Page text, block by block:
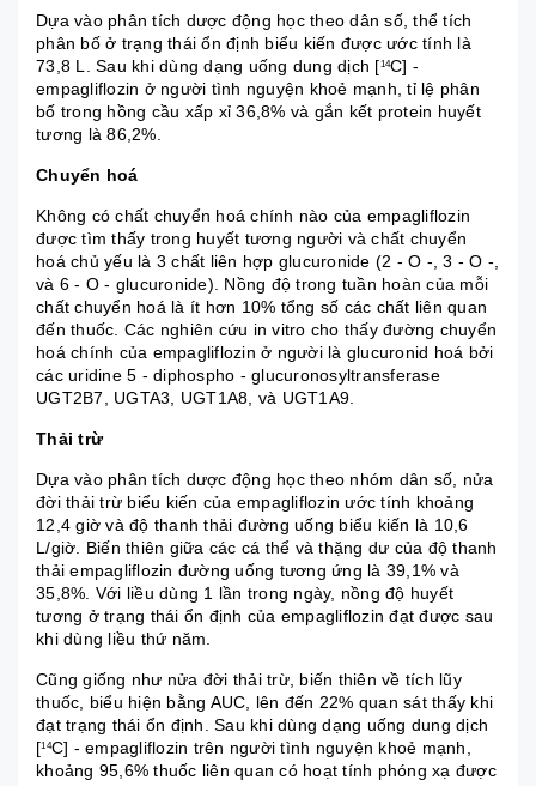
Dựa vào phân tích dược động học theo dân số, thể tích
phân bố ở trạng thái ổn định biểu kiến được ước tính là
73,8 L. Sau khi dùng dạng uống dung dịch [14C] -
empagliflozin ở người tình nguyện khoẻ mạnh, tỉ lệ phân
bố trong hồng cầu xấp xỉ 36,8% và gắn kết protein huyết
tương là 86,2%.
Chuyển hoá
Không có chất chuyển hoá chính nào của empagliflozin
được tìm thấy trong huyết tương người và chất chuyển
hoá chủ yếu là 3 chất liên hợp glucuronide (2 - O -, 3 - O -,
và 6 - O - glucuronide). Nồng độ trong tuần hoàn của mỗi
chất chuyển hoá là ít hơn 10% tổng số các chất liên quan
đến thuốc. Các nghiên cứu in vitro cho thấy đường chuyển
hoá chính của empagliflozin ở người là glucuronid hoá bởi
các uridine 5 - diphospho - glucuronosyltransferase
UGT2B7, UGTA3, UGT1A8, và UGT1A9.
Thải trừ
Dựa vào phân tích dược động học theo nhóm dân số, nửa
đời thải trừ biểu kiến của empagliflozin ước tính khoảng
12,4 giờ và độ thanh thải đường uống biểu kiến là 10,6
L/giờ. Biến thiên giữa các cá thể và thặng dư của độ thanh
thải empagliflozin đường uống tương ứng là 39,1% và
35,8%. Với liều dùng 1 lần trong ngày, nồng độ huyết
tương ở trạng thái ổn định của empagliflozin đạt được sau
khi dùng liều thứ năm.
Cũng giống như nửa đời thải trừ, biến thiên về tích lũy
thuốc, biểu hiện bằng AUC, lên đến 22% quan sát thấy khi
đạt trạng thái ổn định. Sau khi dùng dạng uống dung dịch
[14C] - empagliflozin trên người tình nguyện khoẻ mạnh,
khoảng 95,6% thuốc liên quan có hoạt tính phóng xạ được